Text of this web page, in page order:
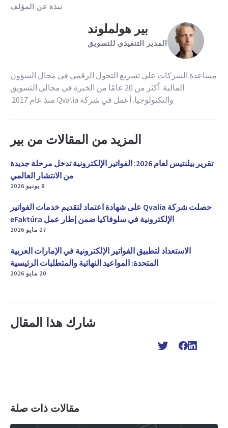
نبذة عن المؤلف
بير هولملوند
المدير التنفيذي للتسويق
مساعدة الشركات على تسريع التحول الرقمي في مجال الشؤون
المالية. أكثر من 20 عامًا من الخبرة في مجالي التسويق
والتكنولوجيا. أعمل في شركة Qvalia منذ عام 2017.
المزيد من المقالات من بير
تقرير بيلنتيس لعام 2026: الفواتير الإلكترونية تدخل مرحلة جديدة
من الانتشار العالمي
8 يونيو 2026
حصلت شركة Qvalia على شهادة اعتماد لتقديم خدمات الفواتير
الإلكترونية في سلوفاكيا ضمن إطار عمل eFaktúra
27 مايو 2026
الاستعداد لتطبيق الفواتير الإلكترونية في الإمارات العربية
المتحدة: المواعيد النهائية والمتطلبات الرئيسية
20 مايو 2026
شارك هذا المقال
مقالات ذات صلة